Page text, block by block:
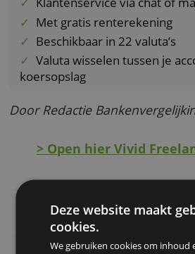
30 euro, afhankelijk van
Met het premiumaccount
á 9,90 euro per maand
rente op de spaarrekening
maximum cashback.
Bijzondere aspecten
Klantenservice via chat
Met gratis
Beschikbaar in 22 valuta’s
Valuta wisselen tussen